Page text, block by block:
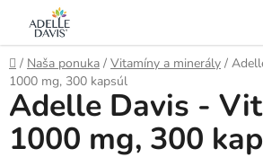
obsah
Domov
/ Naša ponuka / Vitamíny a minerály /
1000 mg, 300 kapsúl
Adelle Davis -
1000 mg, 300
AI Asistent